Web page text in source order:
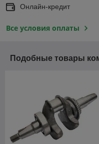
Онлайн-кредит
Все условия оплаты
Подобные товары